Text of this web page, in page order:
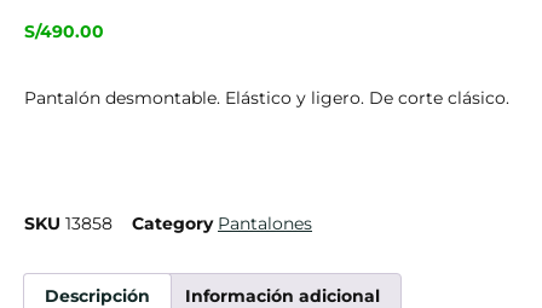
S/490.00
Pantalón desmontable. Elástico y ligero. De corte clásico.
SKU 13858 Category Pantalones
Descripción Información adicional